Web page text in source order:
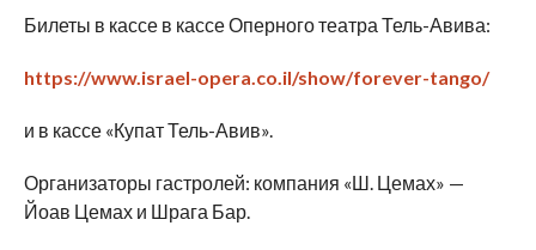
Билеты в кассе в кассе Оперного театра Тель-Авива:
https://www.israel-opera.co.il/show/forever-tango/
и в кассе «Купат Тель-Авив».
Организаторы гастролей: компания «Ш. Цемах» —
Йоав Цемах и Шрага Бар.